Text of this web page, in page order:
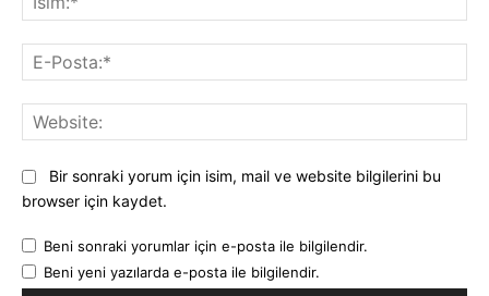
Bir sonraki yorum için isim, mail ve website bilgilerini bu
browser için kaydet.
Beni sonraki yorumlar için e-posta ile bilgilendir.
Beni yeni yazılarda e-posta ile bilgilendir.